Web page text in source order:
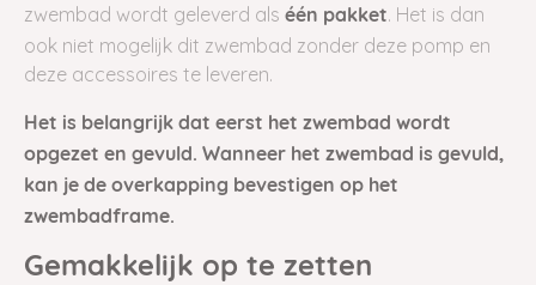
zwembad wordt geleverd als één pakket. Het is dan
ook niet mogelijk dit zwembad zonder deze pomp en
deze accessoires te leveren.
Het is belangrijk dat eerst het zwembad wordt
opgezet en gevuld. Wanneer het zwembad is gevuld,
kan je de overkapping bevestigen op het
zwembadframe.
Gemakkelijk op te zetten